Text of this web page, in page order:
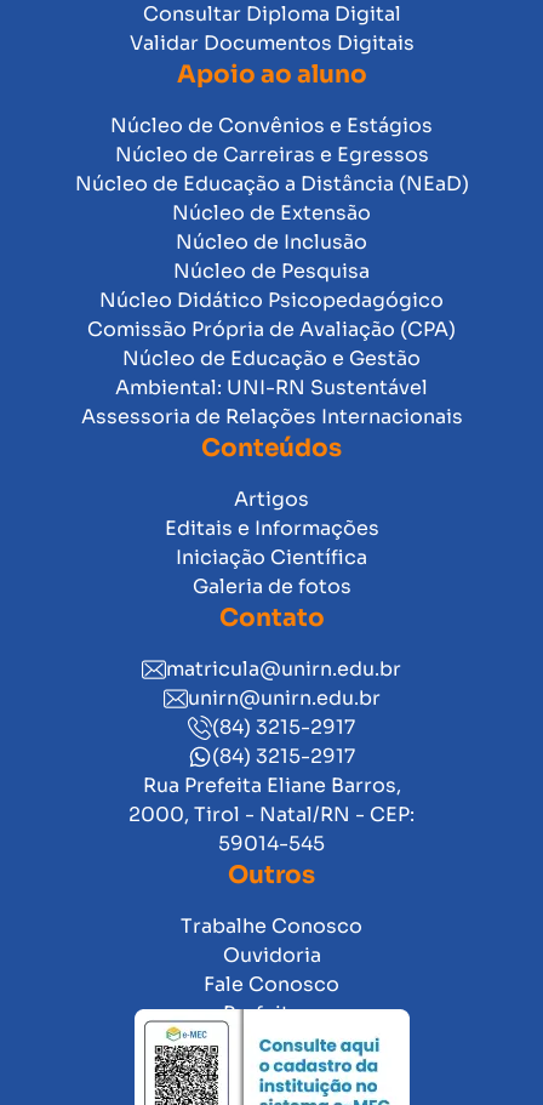
Consultar Diploma Digital
Validar Documentos Digitais
Apoio ao aluno
Núcleo de Convênios e Estágios
Núcleo de Carreiras e Egressos
Núcleo de Educação a Distância (NEaD)
Núcleo de Extensão
Núcleo de Inclusão
Núcleo de Pesquisa
Núcleo Didático Psicopedagógico
Comissão Própria de Avaliação (CPA)
Núcleo de Educação e Gestão
Ambiental: UNI-RN Sustentável
Assessoria de Relações Internacionais
Conteúdos
Artigos
Editais e Informações
Iniciação Científica
Galeria de fotos
Contato
matricula@unirn.edu.br
unirn@unirn.edu.br
(84) 3215-2917
(84) 3215-2917
Rua Prefeita Eliane Barros,
2000, Tirol - Natal/RN - CEP:
59014-545
Outros
Trabalhe Conosco
Ouvidoria
Fale Conosco
Prefeitura